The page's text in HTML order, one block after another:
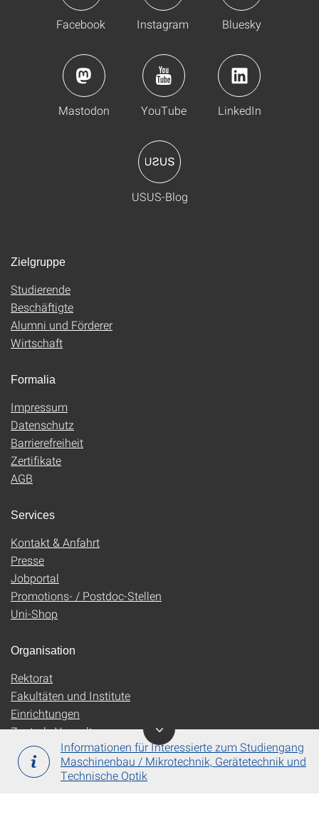
Informationen für Interessierte zum Studiengang
Maschinenbau / Mikrotechnik, Gerätetechnik und
Technische Optik
Facebook Instagram Bluesky
Mastodon YouTube LinkedIn
USUS-Blog
Zielgruppe
Studierende
Beschäftigte
Alumni und Förderer
Wirtschaft
Formalia
Impressum
Datenschutz
Barrierefreiheit
Zertifikate
AGB
Services
Kontakt & Anfahrt
Presse
Jobportal
Promotions- / Postdoc-Stellen
Uni-Shop
Organisation
Rektorat
Fakultäten und Institute
Einrichtungen
Zentrale Verwaltung